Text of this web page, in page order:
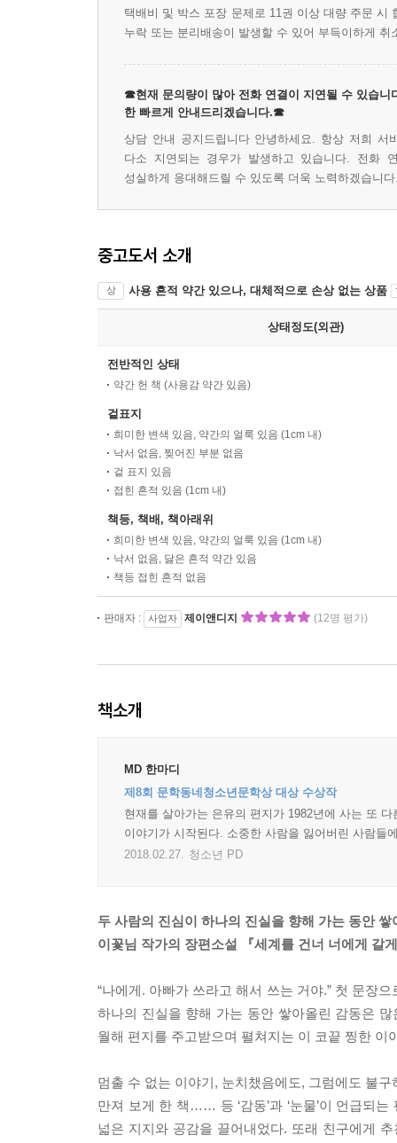
택배비 및 박스 포장 문제로 11권 이상 대량 주문
누락 또는 분리배송이 발생할 수 있어 부득이하게 취
☎현재 문의량이 많아 전화 연결이 지연될 수 있습니
한 빠르게 안내드리겠습니다.☎
상담 안내 공지드립니다 안녕하세요. 항상 저희 서
다소 지연되는 경우가 발생하고 있습니다. 전화
성실하게 응대해드릴 수 있도록 더욱 노력하겠습니
중고도서 소개
상 사용 흔적 약간 있으나, 대체적으로 손상 없는 상품
상태정도(외관)
전반적인 상태
약간 헌 책 (사용감 약간 있음)
겉표지
희미한 변색 있음, 약간의 얼룩 있음 (1cm 내)
낙서 없음, 찢어진 부분 없음
겉 표지 있음
접힌 흔적 있음 (1cm 내)
책등, 책배, 책아래위
희미한 변색 있음, 약간의 얼룩 있음 (1cm 내)
낙서 없음, 닳은 흔적 약간 있음
책등 접힌 흔적 없음
판매자 : 사업자 제이앤디지 (12명 평가)
책소개
MD 한마디
제8회 문학동네청소년문학상 대상 수상작
현재를 살아가는 은유의 편지가 1982년에 사는 또
이야기가 시작된다. 소중한 사람을 잃어버린 사람들
2018.02.27. 청소년 PD
두 사람의 진심이 하나의 진실을 향해 가는 동안 쌓
이꽃님 작가의 장편소설 『세계를 건너 너에게 갈
“나에게. 아빠가 쓰라고 해서 쓰는 거야.” 첫 문장
하나의 진실을 향해 가는 동안 쌓아올린 감동은
월해 편지를 주고받으며 펼쳐지는 이 코끝 찡한
멈출 수 없는 이야기, 눈치챘음에도, 그럼에도 불
만져 보게 한 책…… 등 ‘감동’과 ‘눈물’이 언급되
넓은 지지와 공감을 끌어내었다. 또래 친구에게